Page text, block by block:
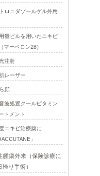
ロニダゾールゲル外用
量ピルを用いたニキビ
マーベロン28）
注射
レーザー
顔
波処置クールビタミン
トメント
ニキビ治療薬に
」
腫瘍外来（保険診療に
帰り手術）